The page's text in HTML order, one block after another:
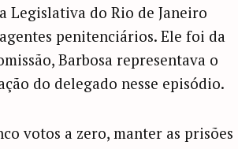
Legislativa do Rio de Janeiro
penitenciários. Ele foi da
Barbosa representava o
do delegado nesse episódio.
votos a zero, manter as prisões